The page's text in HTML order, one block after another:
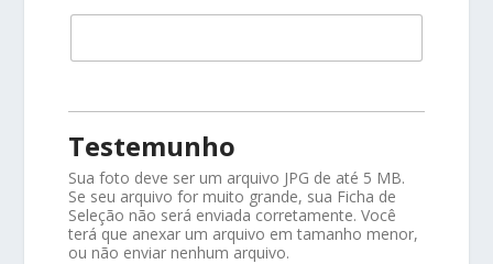
Testemunho
Sua foto deve ser um arquivo JPG de até 5 MB.
Se seu arquivo for muito grande, sua Ficha de
Seleção não será enviada corretamente. Você
terá que anexar um arquivo em tamanho menor,
ou não enviar nenhum arquivo.